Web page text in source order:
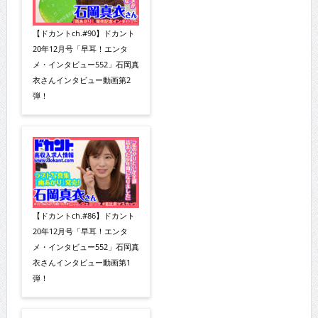
【ドカントch.#90】ドカント
20年12月号「早耳！エンタ
メ・インタビュー552」石岡真
衣さんインタビュー動画第2
弾！
【ドカントch.#86】ドカント
20年12月号「早耳！エンタ
メ・インタビュー552」石岡真
衣さんインタビュー動画第1
弾！